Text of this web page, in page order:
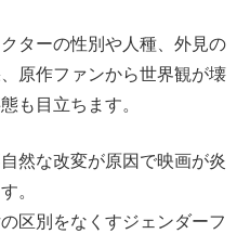
ターの性別や人種、外見の
原作ファンから世界観が壊
も目立ちます。
然な改変が原因で映画が炎
。
区別をなくすジェンダーフ